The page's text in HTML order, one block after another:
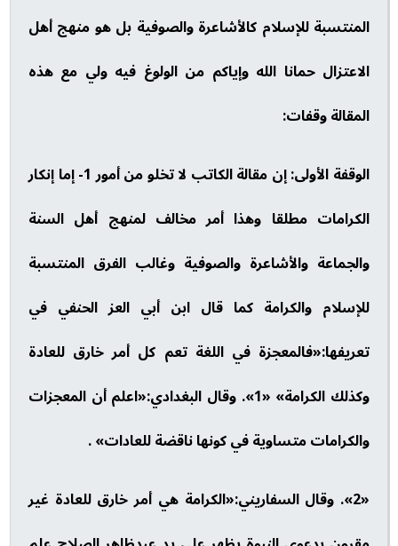
المنتسبة للإسلام كالأشاعرة والصوفية بل هو منهج أهل
الاعتزال حمانا الله وإياكم من الولوغ فيه ولي مع هذه
المقالة وقفات:
الوقفة الأولى: إن مقالة الكاتب لا تخلو من أمور 1- إما إنكار
الكرامات مطلقا وهذا أمر مخالف لمنهج أهل السنة
والجماعة والأشاعرة والصوفية وغالب الفرق المنتسبة
للإسلام والكرامة كما قال ابن أبي العز الحنفي في
تعريفها:«فالمعجزة في اللغة تعم كل أمر خارق للعادة
وكذلك الكرامة» «1». وقال البغدادي:«اعلم أن المعجزات
والكرامات متساوية في كونها ناقضة للعادات» .
«2». وقال السفاريني:«الكرامة هي أمر خارق للعادة غير